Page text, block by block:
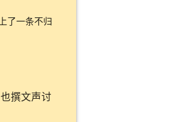
了一条不归
撰文声讨